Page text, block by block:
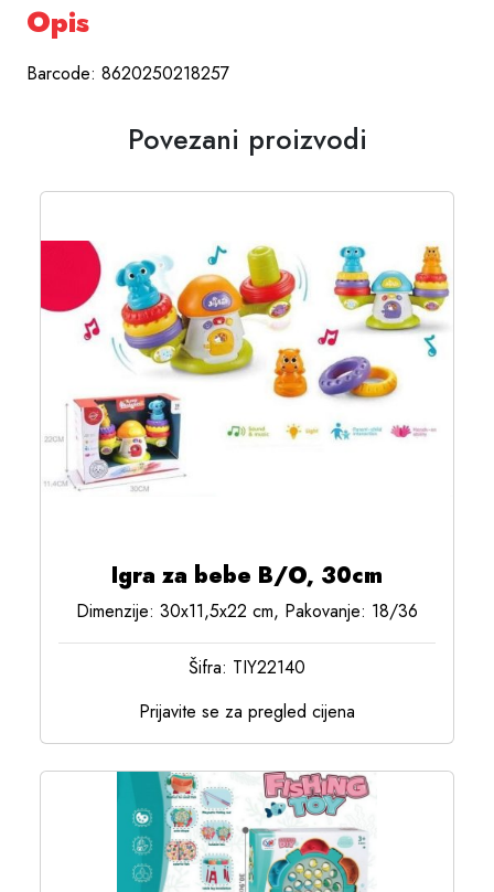
Opis
Barcode: 8620250218257
Povezani proizvodi
Igra za bebe B/O, 30cm
Dimenzije: 30x11,5x22 cm, Pakovanje: 18/36
Šifra: TIY22140
Prijavite se za pregled cijena